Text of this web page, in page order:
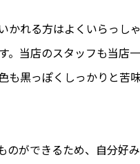
かれる方はよくいらっし
当店のスタッフも当店
も黒っぽくしっかりと苦
のができるため、自分好